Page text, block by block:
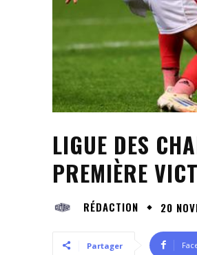
LIGUE DES
PREMIÈRE
RÉDACTION 20
Partager